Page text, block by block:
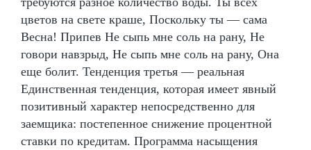
цветов на свете краше, Поскольку ты — сама
Весна! Припев Не сыпь мне соль на рану, Не
говори навзрыд, Не сыпь мне соль на рану, Она
еще болит. Тенденция третья — реальная
Единственная тенденция, которая имеет явный
позитивный характер непосредственно для
заемщика: постепенное снижение процентной
ставки по кредитам. Программа насыщения